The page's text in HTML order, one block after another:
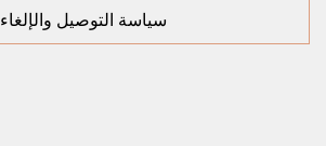
سياسة التوصيل والإلغاء